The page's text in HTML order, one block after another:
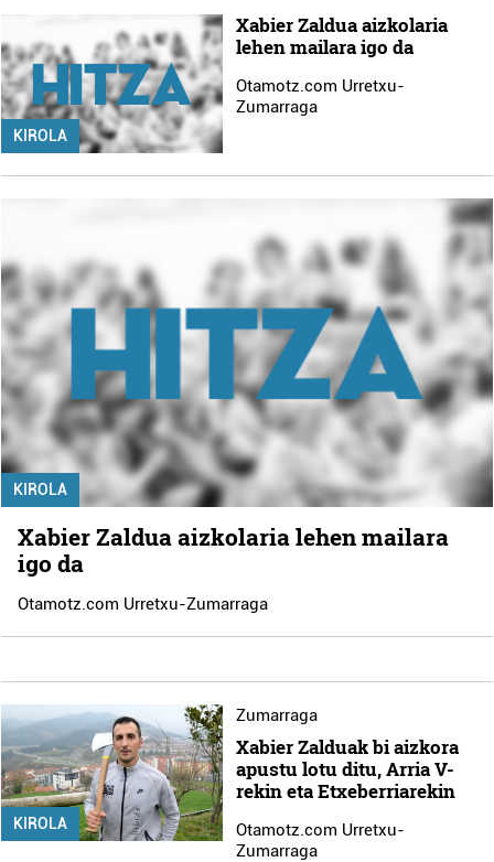
KIROLA
Xabier Zaldua aizkolaria
lehen mailara igo da
Otamotz.com Urretxu-
Zumarraga
KIROLA
Xabier Zaldua aizkolaria lehen mailara
igo da
Otamotz.com Urretxu-Zumarraga
KIROLA
Zumarraga
Xabier Zalduak bi aizkora
apustu lotu ditu, Arria V-
rekin eta Etxeberriarekin
Otamotz.com Urretxu-
Zumarraga